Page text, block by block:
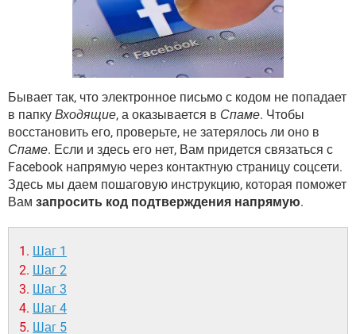
Бывает так, что электронное письмо с кодом не попадает
в папку Входящие, а оказывается в Спаме. Чтобы
восстановить его, проверьте, не затерялось ли оно в
Спаме. Если и здесь его нет, Вам придется связаться с
Facebook напрямую через контактную страницу соцсети.
Здесь мы даем пошаговую инструкцию, которая поможет
Вам запросить код подтверждения напрямую.
Шаг 1
Шаг 2
Шаг 3
Шаг 4
Шаг 5